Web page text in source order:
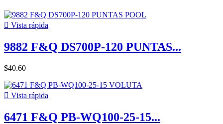
 Vista rápida
9882 F&Q DS700P-120 PUNTAS...
$40.60
 Vista rápida
6471 F&Q PB-WQ100-25-15...